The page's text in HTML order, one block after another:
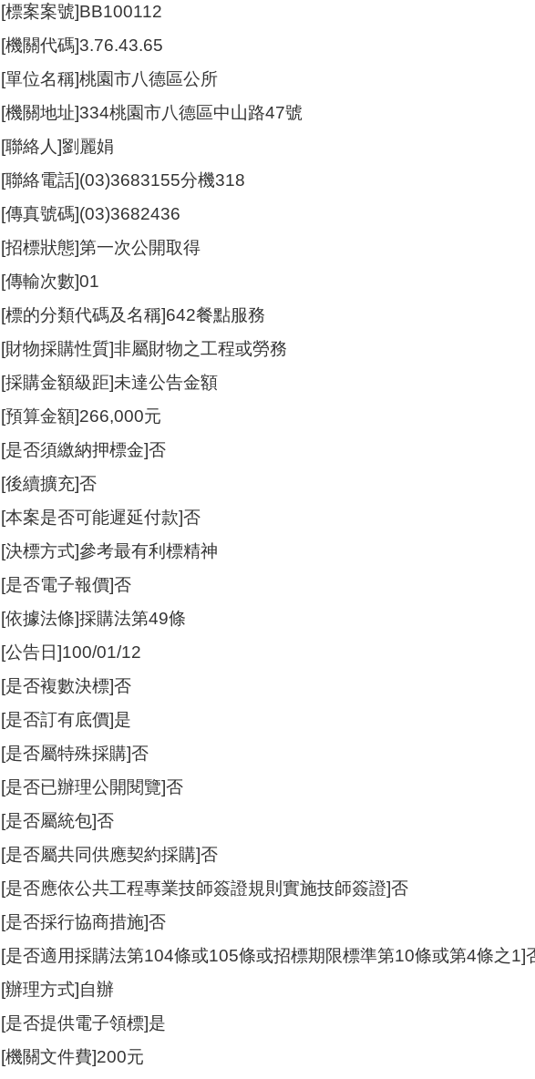
[標案案號]BB100112
[機關代碼]3.76.43.65
[單位名稱]桃園市八德區公所
[機關地址]334桃園市八德區中山路47號
[聯絡人]劉麗娟
[聯絡電話](03)3683155分機318
[傳真號碼](03)3682436
[招標狀態]第一次公開取得
[傳輸次數]01
[標的分類代碼及名稱]642餐點服務
[財物採購性質]非屬財物之工程或勞務
[採購金額級距]未達公告金額
[預算金額]266,000元
[是否須繳納押標金]否
[後續擴充]否
[本案是否可能遲延付款]否
[決標方式]參考最有利標精神
[是否電子報價]否
[依據法條]採購法第49條
[公告日]100/01/12
[是否複數決標]否
[是否訂有底價]是
[是否屬特殊採購]否
[是否已辦理公開閱覽]否
[是否屬統包]否
[是否屬共同供應契約採購]否
[是否應依公共工程專業技師簽證規則實施技師簽證]否
[是否採行協商措施]否
[是否適用採購法第104條或105條或招標期限標準第10條或第4條之1]
[辦理方式]自辦
[是否提供電子領標]是
[機關文件費]200元